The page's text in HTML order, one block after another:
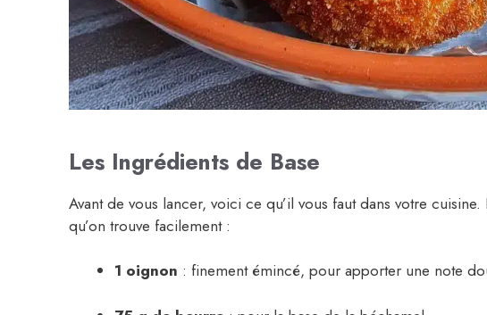
Les Ingrédients de Base
Avant de vous lancer, voici ce qu’il vous faut dans votre
qu’on trouve facilement :
1 oignon : finement émincé, pour apporter une note